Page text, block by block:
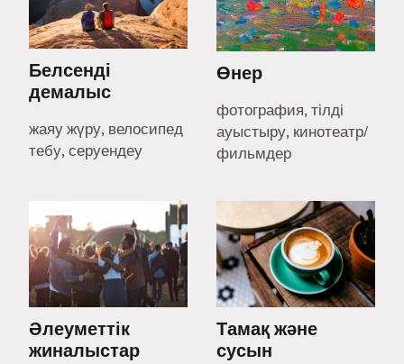
Белсенді
демалыс
жаяу жүру, велосипед
тебу, серуендеу
Өнер
фотография, тілді
ауыстыру, кинотеатр/
фильмдер
Әлеуметтік
жиналыстар
Тамақ және
сусын